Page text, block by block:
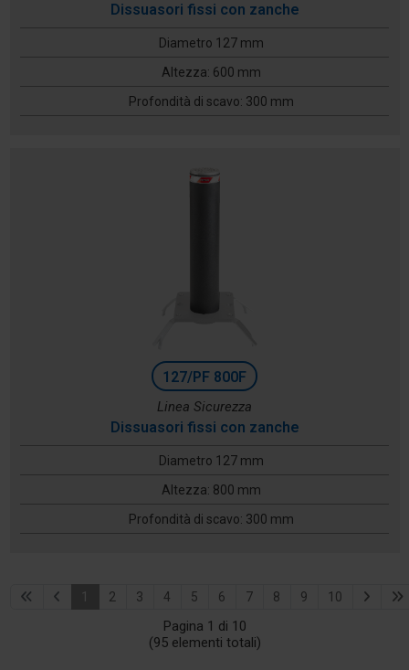
Dissuasori fissi con zanche
Diametro 127 mm
Altezza: 600 mm
Profondità di scavo: 300 mm
127/PF 800F
Linea Sicurezza
Dissuasori fissi con zanche
Diametro 127 mm
Altezza: 800 mm
Profondità di scavo: 300 mm
1 2 3 4 5 6 7 8 9 10
Pagina 1 di 10
(95 elementi totali)